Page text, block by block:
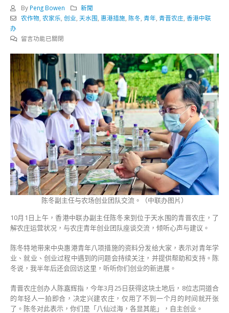
By Peng Bowen
新聞
农作物 农家乐 创业 天水围 惠港措施, 陈冬 青年, 青晋农庄 香港中联
办
在
年
们
要
永
远
向
上
向
前
不
断
进
步」
——
到
青
农
庄
倾
创
业
留言功能已關閉
陈冬副主任与农场创业团队交流。（中联办图片）
10月1日上午，香港中联办副主任陈冬来到位于天水围的青晋农庄，了
解农庄运营状况，与农庄青年创业团队座谈交流，倾听心声与建议。
陈冬特地带来中央惠港青年八项措施的资料分发给大家，表示对青年学
业、就业、创业过程中遇到的问题会持续关注，并提供帮助和支持。陈
冬说，我半年后还会回访这里，听听你们创业的新进展。
青晋农庄创办人陈嘉辉指，今年3月25日获得这块土地后，8位志同道合
的年轻人一拍即合，决定兴建农庄，仅用了不到一个月的时间就开张
了。陈冬对此表示，你们是「八仙过海，各显其能」，自主创业。